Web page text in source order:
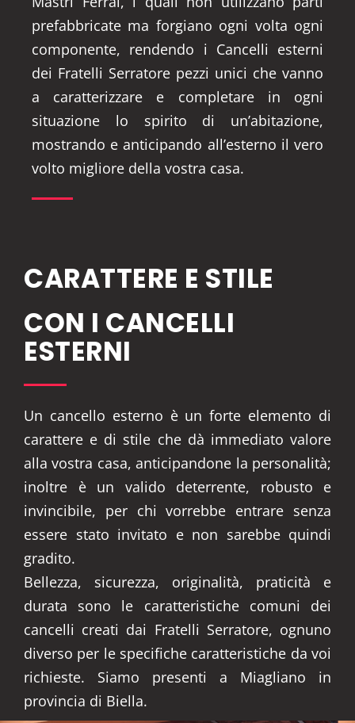
prefabbricate ma forgiano ogni volta ogni
componente, rendendo i Cancelli esterni
dei Fratelli Serratore pezzi unici che vanno
a caratterizzare e completare in ogni
situazione lo spirito di un’abitazione,
mostrando e anticipando all’esterno il vero
volto migliore della vostra casa.
CARATTERE E STILE
CON I CANCELLI
ESTERNI
Un cancello esterno è un forte elemento di
carattere e di stile che dà immediato valore
alla vostra casa, anticipandone la personalità;
inoltre è un valido deterrente, robusto e
invincibile, per chi vorrebbe entrare senza
essere stato invitato e non sarebbe quindi
gradito.
Bellezza, sicurezza, originalità, praticità e
durata sono le caratteristiche comuni dei
cancelli creati dai Fratelli Serratore, ognuno
diverso per le specifiche caratteristiche da voi
richieste. Siamo presenti a Miagliano in
provincia di Biella.